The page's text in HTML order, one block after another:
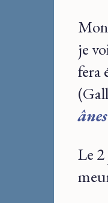
je
fera
ânes
Le